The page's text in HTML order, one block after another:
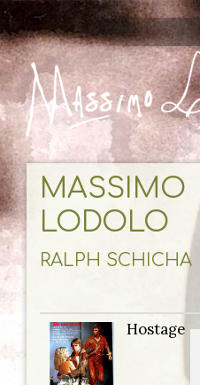
MASSIMO
LODOLO
RALPH SCHICHA
Hostage